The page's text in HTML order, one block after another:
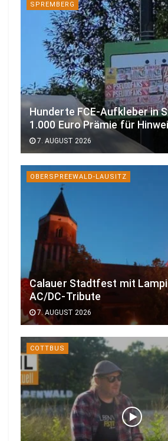
SPREMBERG
Hunderte FCE-Aufkleber in
1.000 Euro Prämie für
7. AUGUST 2026
OBERSPREEWALD-LAUSITZ
Calauer Stadtfest mit
AC/DC-Tribute
7. AUGUST 2026
COTTBUS